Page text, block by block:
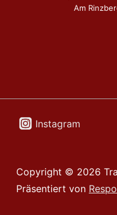
Am
Instagram
Copyright © 2026
Präsentiert von